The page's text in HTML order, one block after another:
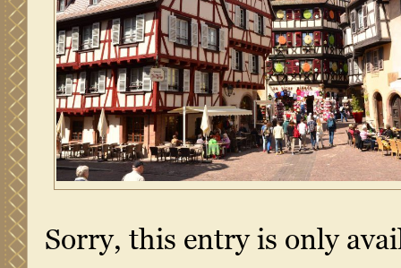
Sorry, this entry is only